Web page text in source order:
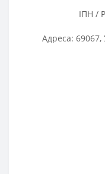
ІПН /
Адреса: 69067,